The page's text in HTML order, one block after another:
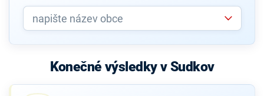
Konečné výsledky v Sudkov